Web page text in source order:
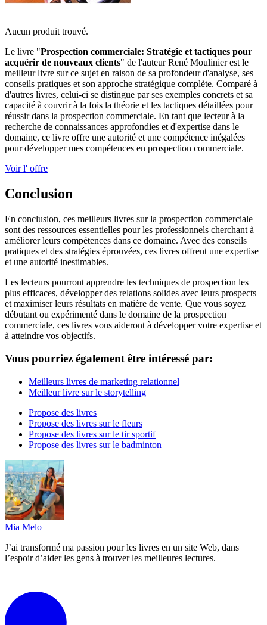
Aucun produit trouvé.
Le livre "Prospection commerciale: Stratégie et tactiques pour
acquérir de nouveaux clients" de l'auteur René Moulinier est le
meilleur livre sur ce sujet en raison de sa profondeur d'analyse, ses
conseils pratiques et son approche stratégique complète. Comparé à
d'autres livres, celui-ci se distingue par ses exemples concrets et sa
capacité à couvrir à la fois la théorie et les tactiques détaillées pour
réussir dans la prospection commerciale. En tant que lecteur à la
recherche de connaissances approfondies et d'expertise dans le
domaine, ce livre offre une autorité et une compétence inégalées
pour développer mes compétences en prospection commerciale.
Voir l' offre
Conclusion
En conclusion, ces meilleurs livres sur la prospection commerciale
sont des ressources essentielles pour les professionnels cherchant à
améliorer leurs compétences dans ce domaine. Avec des conseils
pratiques et des stratégies éprouvées, ces livres offrent une expertise
et une autorité inestimables.
Les lecteurs pourront apprendre les techniques de prospection les
plus efficaces, développer des relations solides avec leurs prospects
et maximiser leurs résultats en matière de vente. Que vous soyez
débutant ou expérimenté dans le domaine de la prospection
commerciale, ces livres vous aideront à développer votre expertise et
à atteindre vos objectifs.
Vous pourriez également être intéressé par:
Meilleurs livres de marketing relationnel
Meilleur livre sur le storytelling
Propose des livres
Propose des livres sur le fleurs
Propose des livres sur le tir sportif
Propose des livres sur le badminton
Mia Melo
J’ai transformé ma passion pour les livres en un site Web, dans
l’espoir d’aider les gens à trouver les meilleures lectures.